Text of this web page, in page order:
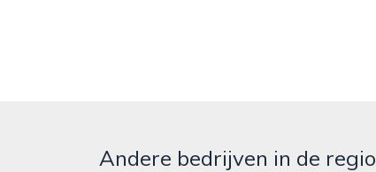
Andere bedrijven in de regio